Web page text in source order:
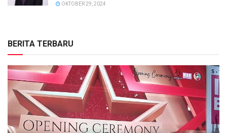
OKTOBER 29, 2024
BERITA TERBARU